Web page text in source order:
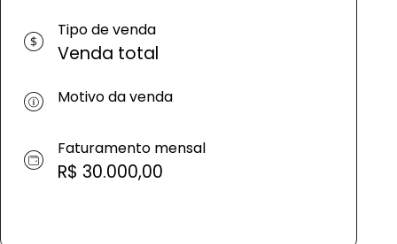
Tipo de venda
Venda total
Motivo da venda
Faturamento mensal
R$ 30.000,00